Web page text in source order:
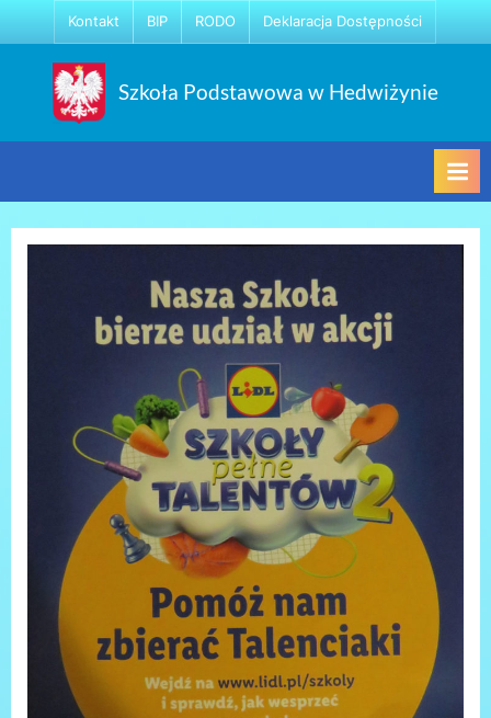
to
content
Kontakt BIP RODO Deklaracja Dostępności
Szkoła Podstawowa w Hedwiżynie